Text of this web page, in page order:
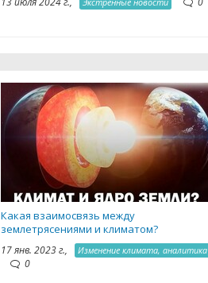
Какая взаимосвязь между
землетрясениями и климатом?
17 янв. 2023 г., Изменение климата, аналитика
0